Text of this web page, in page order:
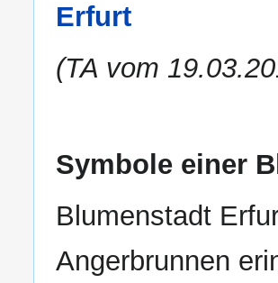
Erfurt
(TA vom
Symbole einer
Blumenstadt
Angerbrunnen